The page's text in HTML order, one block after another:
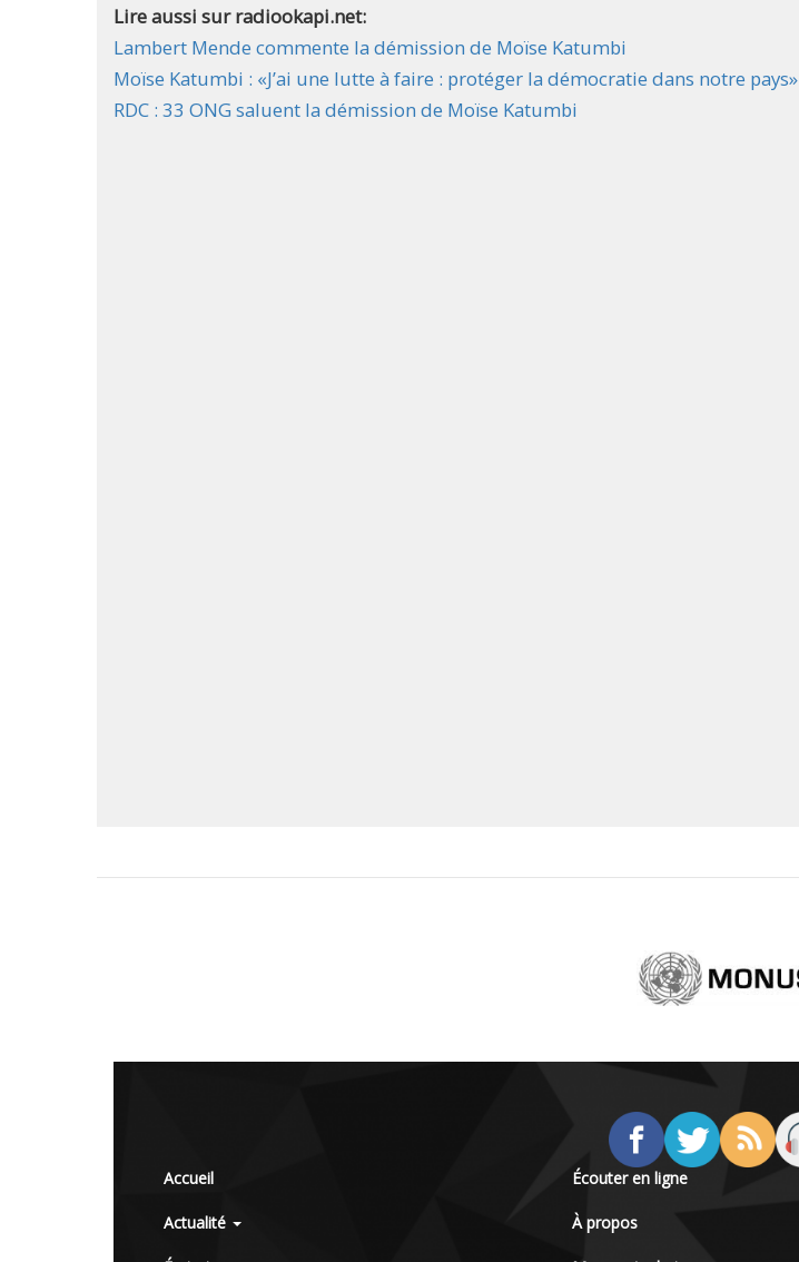
Lire aussi sur radiookapi.net:
Lambert Mende commente la démission de Moïse Katumbi
Moïse Katumbi : «J’ai une lutte à faire : protéger la démocratie dans notre pays»
RDC : 33 ONG saluent la démission de Moïse Katumbi
Accueil
Actualité
Écouter en ligne
À propos